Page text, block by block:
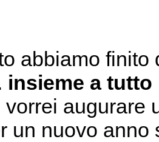
abbiamo
insieme a
vorrei augurare
un nuovo anno